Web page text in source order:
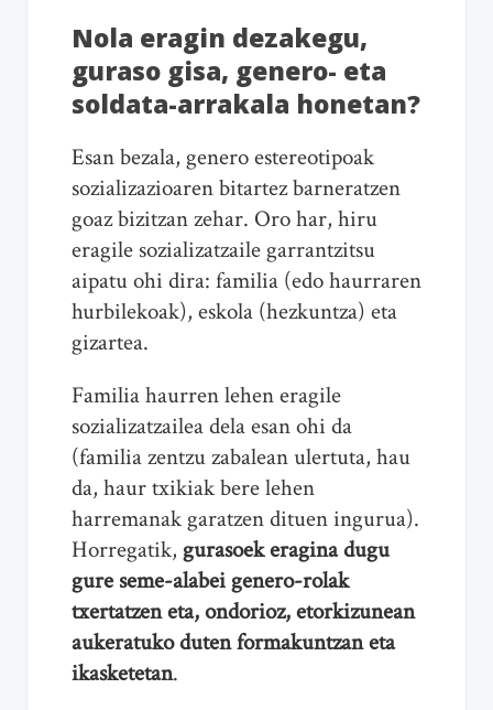
Nola eragin dezakegu,
guraso gisa, genero- eta
soldata-arrakala honetan?
Esan bezala, genero estereotipoak
sozializazioaren bitartez barneratzen
goaz bizitzan zehar. Oro har, hiru
eragile sozializatzaile garrantzitsu
aipatu ohi dira: familia (edo haurraren
hurbilekoak), eskola (hezkuntza) eta
gizartea.
Familia haurren lehen eragile
sozializatzailea dela esan ohi da
(familia zentzu zabalean ulertuta, hau
da, haur txikiak bere lehen
harremanak garatzen dituen ingurua).
Horregatik, gurasoek eragina dugu
gure seme-alabei genero-rolak
txertatzen eta, ondorioz, etorkizunean
aukeratuko duten formakuntzan eta
ikasketetan.